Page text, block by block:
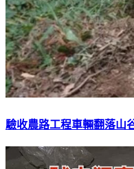
驗收農路工程車輛翻落山